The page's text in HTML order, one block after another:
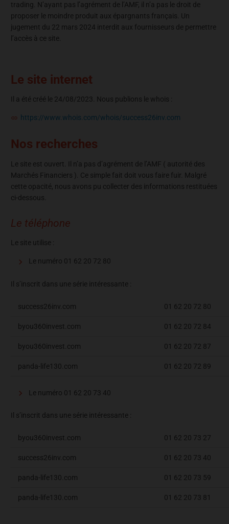
trading. N’ayant pas l’agrément de l’AMF, il n’a pas le droit de
proposer le moindre produit aux épargnants français. Un
jugement du 22 mars 2024 interdit aux fournisseurs de permettre
l’accès à ce site.
Le site internet
Il a été créé le 24/08/2023. Nous publions le whois :
https://www.whois.com/whois/success26inv.com
Nos recherches
Le site est ouvert. Il n’a pas d’agrément de l’AMF ( autorité des
Marchés Financiers ). Ce simple fait doit vous faire fuir. Malgré
cette opacité, nous avons pu collecter des informations restituées
ci-dessous.
Le téléphone
Le site utilise :
Le numéro 01 62 20 72 80
Il s’inscrit dans une série intéressante :
success26inv.com 01 62 20 72 80
byou360invest.com 01 62 20 72 84
byou360invest.com 01 62 20 72 87
panda-life130.com 01 62 20 72 89
Le numéro 01 62 20 73 40
Il s’inscrit dans une série intéressante :
byou360invest.com 01 62 20 73 27
success26inv.com 01 62 20 73 40
panda-life130.com 01 62 20 73 59
panda-life130.com 01 62 20 73 81